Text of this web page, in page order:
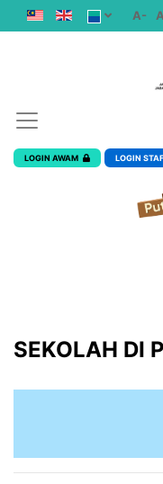
A- A
LOGIN AWAM LOGIN STAF
SEKOLAH DI